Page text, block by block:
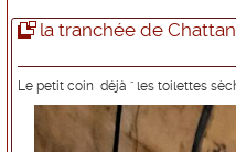
la tranchée de
Le petit coin déjà " les toilettes